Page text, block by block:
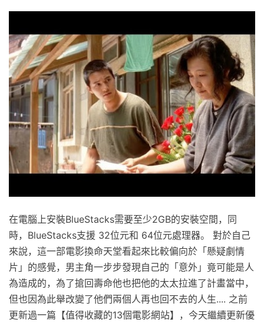
在電腦上安裝BlueStacks需要至少2GB的安裝空間，同
時，BlueStacks支援 32位元和 64位元處理器。 對於自己
來說，這一部電影換命天堂看起來比較偏向於「懸疑劇情
片」的感覺，男主角一步步發現自己的「意外」竟可能是人
為造成的，為了搶回壽命他也把他的太太拉進了計畫當中，
但也因為此舉改變了他們兩個人再也回不去的人生.... 之前
更新過一篇【值得收藏的13個電影網站】，今天繼續更新優